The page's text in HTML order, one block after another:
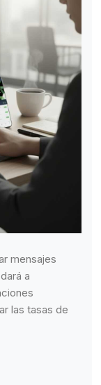
mensajes
a
las tasas de